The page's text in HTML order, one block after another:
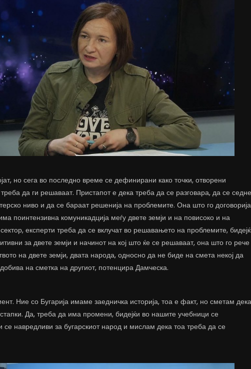
но сега во последно време се дефинирани како точки, отворени
да ги решаваат. Пристапот е дека треба да се разговара, да се седне
ниво и да се бараат решенија на проблемите. Она што го договорија
поинтензивна комуникадција меѓу двете земји и на повисоко и на
експерти треба да се вклучат во решавањето на проблемите,
за двете земји и начинот на кој што ќе се решаваат, она што го рече
на двете земји, двата народа, односно да не биде на смета некој да
на сметка на другиот, потенцира Дамческа.
Ние со Бугарија имаме заедничка историја, тоа е факт, но сметам дека
Да, треба да има промени, бидејќи во нашите учебници се
навредливи за бугарскиот народ и мислам дека тоа треба да се